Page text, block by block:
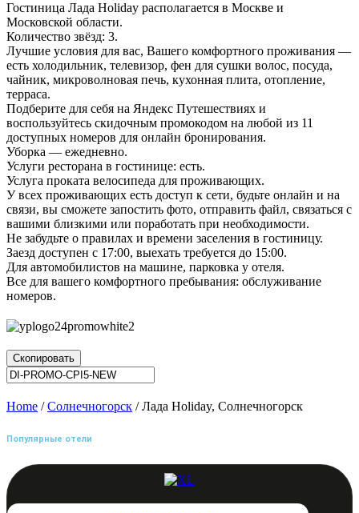
Гостиница Лада Holiday располагается в Москве и
Московской области.
Количество звёзд: 3.
Лучшие условия для вас, Вашего комфортного проживания —
есть холодильник, телевизор, фен для сушки волос, посуда,
чайник, микроволновая печь, кухонная плита, отопление,
терраса.
Подберите для себя на Яндекс Путешествиях и
воспользуйтесь скидочным промокодом на любой из 11
доступных номеров для онлайн бронирования.
Уборка — ежедневно.
Услуги ресторана в гостинице: есть.
Услуга проката велосипеда для проживающих.
У всех проживающих есть доступ к сети, будьте онлайн и на
связи, вы сможете запостить фото, отправить файл, связаться с
вашими близкими или поработать при необходимости.
Не забудьте о правилах и времени заселения в гостиницу.
Заезд доступен с 17:00, выехать требуется до 15:00.
Для автомобилистов на машине, парковка у отеля.
Все для вашего комфортного пребывания: обслуживание
номеров.
Скопировать
Home /Солнечногорск / Лада Holiday, Солнечногорск
Популярные отели